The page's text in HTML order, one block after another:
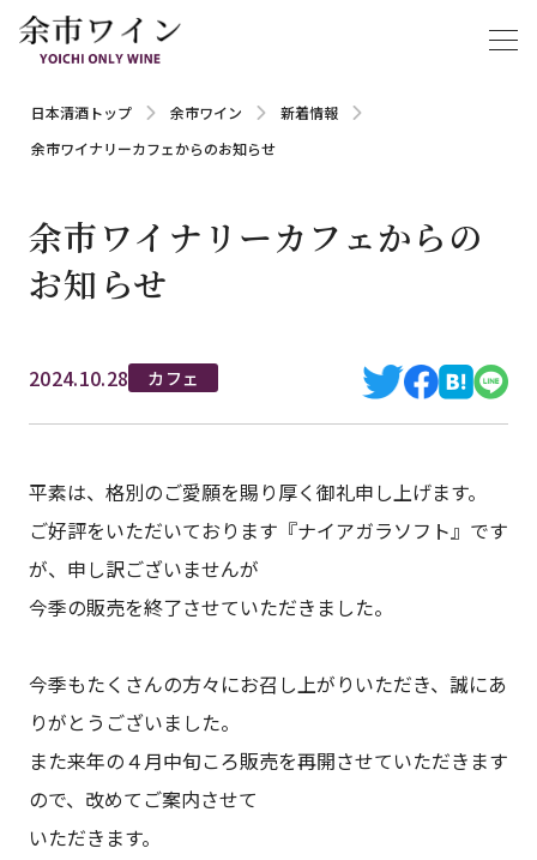
日本清酒トップ 余市ワイン
新着情報
余市ワイナリーカフェからのお知らせ
余市ワイナリーカフェからの
お知らせ
2024.10.28 カフェ
平素は、格別のご愛願を賜り厚く御礼申し上げます。
ご好評をいただいております『ナイアガラソフト』です
が、申し訳ございませんが
今季の販売を終了させていただきました。
今季もたくさんの方々にお召し上がりいただき、誠にあ
りがとうございました。
また来年の４月中旬ころ販売を再開させていただきます
ので、改めてご案内させて
いただきます。